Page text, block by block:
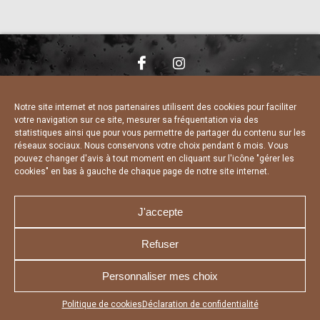
Notre site internet et nos partenaires utilisent des cookies pour faciliter
votre navigation sur ce site, mesurer sa fréquentation via des
statistiques ainsi que pour vous permettre de partager du contenu sur les
réseaux sociaux. Nous conservons votre choix pendant 6 mois. Vous
pouvez changer d'avis à tout moment en cliquant sur l'icône "gérer les
cookies" en bas à gauche de chaque page de notre site internet.
J'accepte
Refuser
Personnaliser mes choix
Politique de cookies Déclaration de confidentialité
Appuyez sur le bouton partager en bas de votre
CHARTE DE CONFIDENTIALITÉ
DÉCLARATION DE CONFIDENTIALITÉ
POLITIQUE D’UTILISATION DES COOKIES
RÉALISÉ PAR L’AGENCE WEB A3 WEB